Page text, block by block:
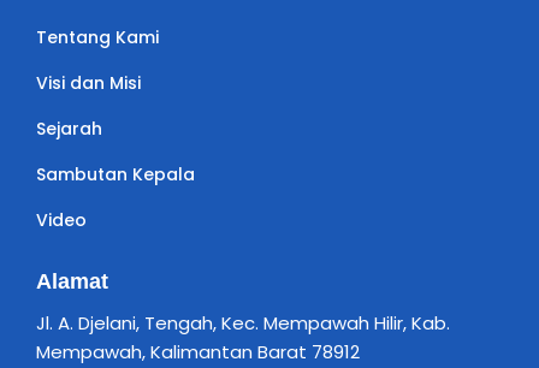
Tentang Kami
Visi dan Misi
Sejarah
Sambutan Kepala
Video
Alamat
Jl. A. Djelani, Tengah, Kec. Mempawah Hilir, Kab.
Mempawah, Kalimantan Barat 78912